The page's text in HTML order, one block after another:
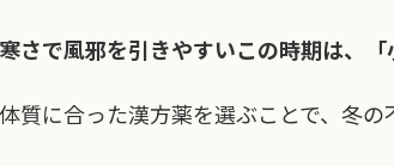
寒さで風邪を引きやすいこの時期は、「
質に合った漢方薬を選ぶことで、冬